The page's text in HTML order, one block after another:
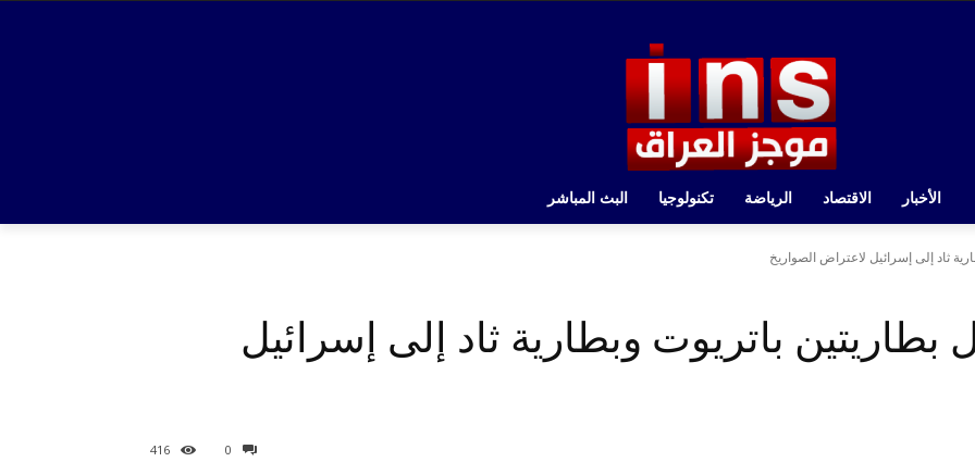
الأخبار الاقتصاد الرياضة تكنولوجيا البث المباشر
ثاد إلى إسرائيل لاعتراض الصواريخ
بطاريتين باتريوت وبطارية ثاد إلى إسرائيل
0
416